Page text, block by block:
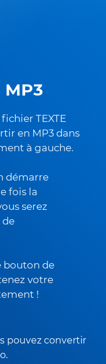
MP3
TEXTE
en MP3 dans
à gauche.
démarre
fois la
serez
de
bouton de
votre
!
pouvez convertir